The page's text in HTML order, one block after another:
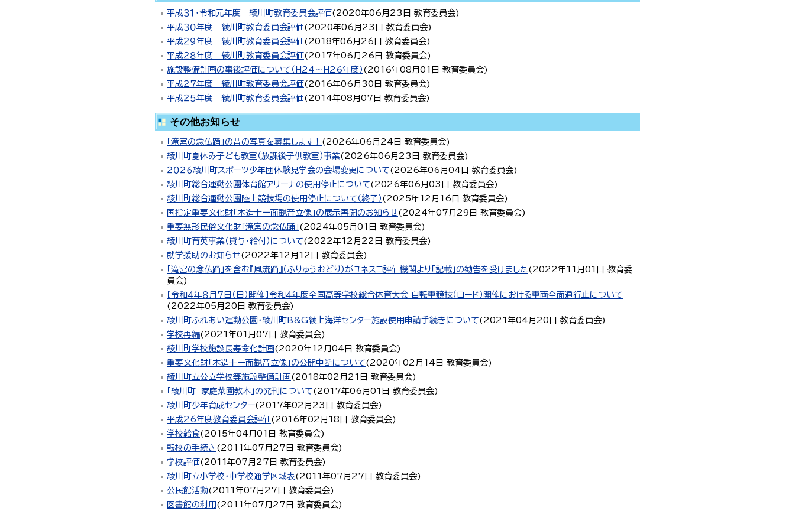
平成３１・令和元年度 綾川町教育委員会評価( 2020年06月23日 教育委員会)
平成３０年度 綾川町教育委員会評価( 2020年06月23日 教育委員会)
平成２９年度 綾川町教育委員会評価( 2018年06月26日 教育委員会)
平成２８年度 綾川町教育委員会評価( 2017年06月26日 教育委員会)
施設整備計画の事後評価について（H24～H26年度） ( 2016年08月01日 教育委員会)
平成２７年度 綾川町教育委員会評価( 2016年06月30日 教育委員会)
平成２５年度 綾川町教育委員会評価( 2014年08月07日 教育委員会)
その他お知らせ
「滝宮の念仏踊」の昔の写真を募集します！ ( 2026年06月24日 教育委員会)
綾川町夏休み子ども教室（放課後子供教室）事業( 2026年06月23日 教育委員会)
２０２６綾川町スポーツ少年団体験見学会の会場変更について( 2026年06月04日 教育委員会)
綾川町総合運動公園体育館アリーナの使用停止について( 2026年06月03日 教育委員会)
綾川町総合運動公園陸上競技場の使用停止について（終了） ( 2025年12月16日 教育委員会)
国指定重要文化財「木造十一面観音立像」の展示再開のお知らせ( 2024年07月29日 教育委員会)
重要無形民俗文化財「滝宮の念仏踊」 ( 2024年05月01日 教育委員会)
綾川町育英事業（貸与・給付）について( 2022年12月22日 教育委員会)
就学援助のお知らせ( 2022年12月12日 教育委員会)
「滝宮の念仏踊」を含む『風流踊』（ふりゅうおどり）がユネスコ評価機関より「記載」の勧告を受けました( 2022年11月01日 教育委
員会)
【令和４年８月７日（日）開催】令和４年度全国高等学校総合体育大会 自転車競技（ロード）開催における車両全面通行止について
( 2022年05月20日 教育委員会)
綾川町ふれあい運動公園・綾川町B&G綾上海洋センター施設使用申請手続きについて( 2021年04月20日 教育委員会)
学校再編( 2021年01月07日 教育委員会)
綾川町学校施設長寿命化計画( 2020年12月04日 教育委員会)
重要文化財「木造十一面観音立像」の公開中断について( 2020年02月14日 教育委員会)
綾川町立公立学校等施設整備計画( 2018年02月21日 教育委員会)
「綾川町 家庭菜園教本」の発刊について( 2017年06月01日 教育委員会)
綾川町少年育成センター( 2017年02月23日 教育委員会)
平成26年度教育委員会評価( 2016年02月18日 教育委員会)
学校給食( 2015年04月01日 教育委員会)
転校の手続き( 2011年07月27日 教育委員会)
学校評価( 2011年07月27日 教育委員会)
綾川町立小学校・中学校通学区域表( 2011年07月27日 教育委員会)
公民館活動( 2011年07月27日 教育委員会)
図書館の利用 ( 2011年07月27日 教育委員会)